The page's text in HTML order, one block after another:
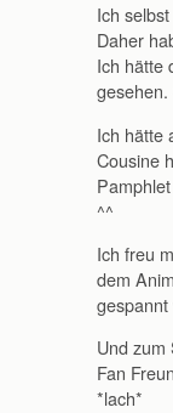
Ich
Daher
Ich hätte
Ich hätte
Cousine
^^
Ich freu
dem
Und zum
Fan
*lach*